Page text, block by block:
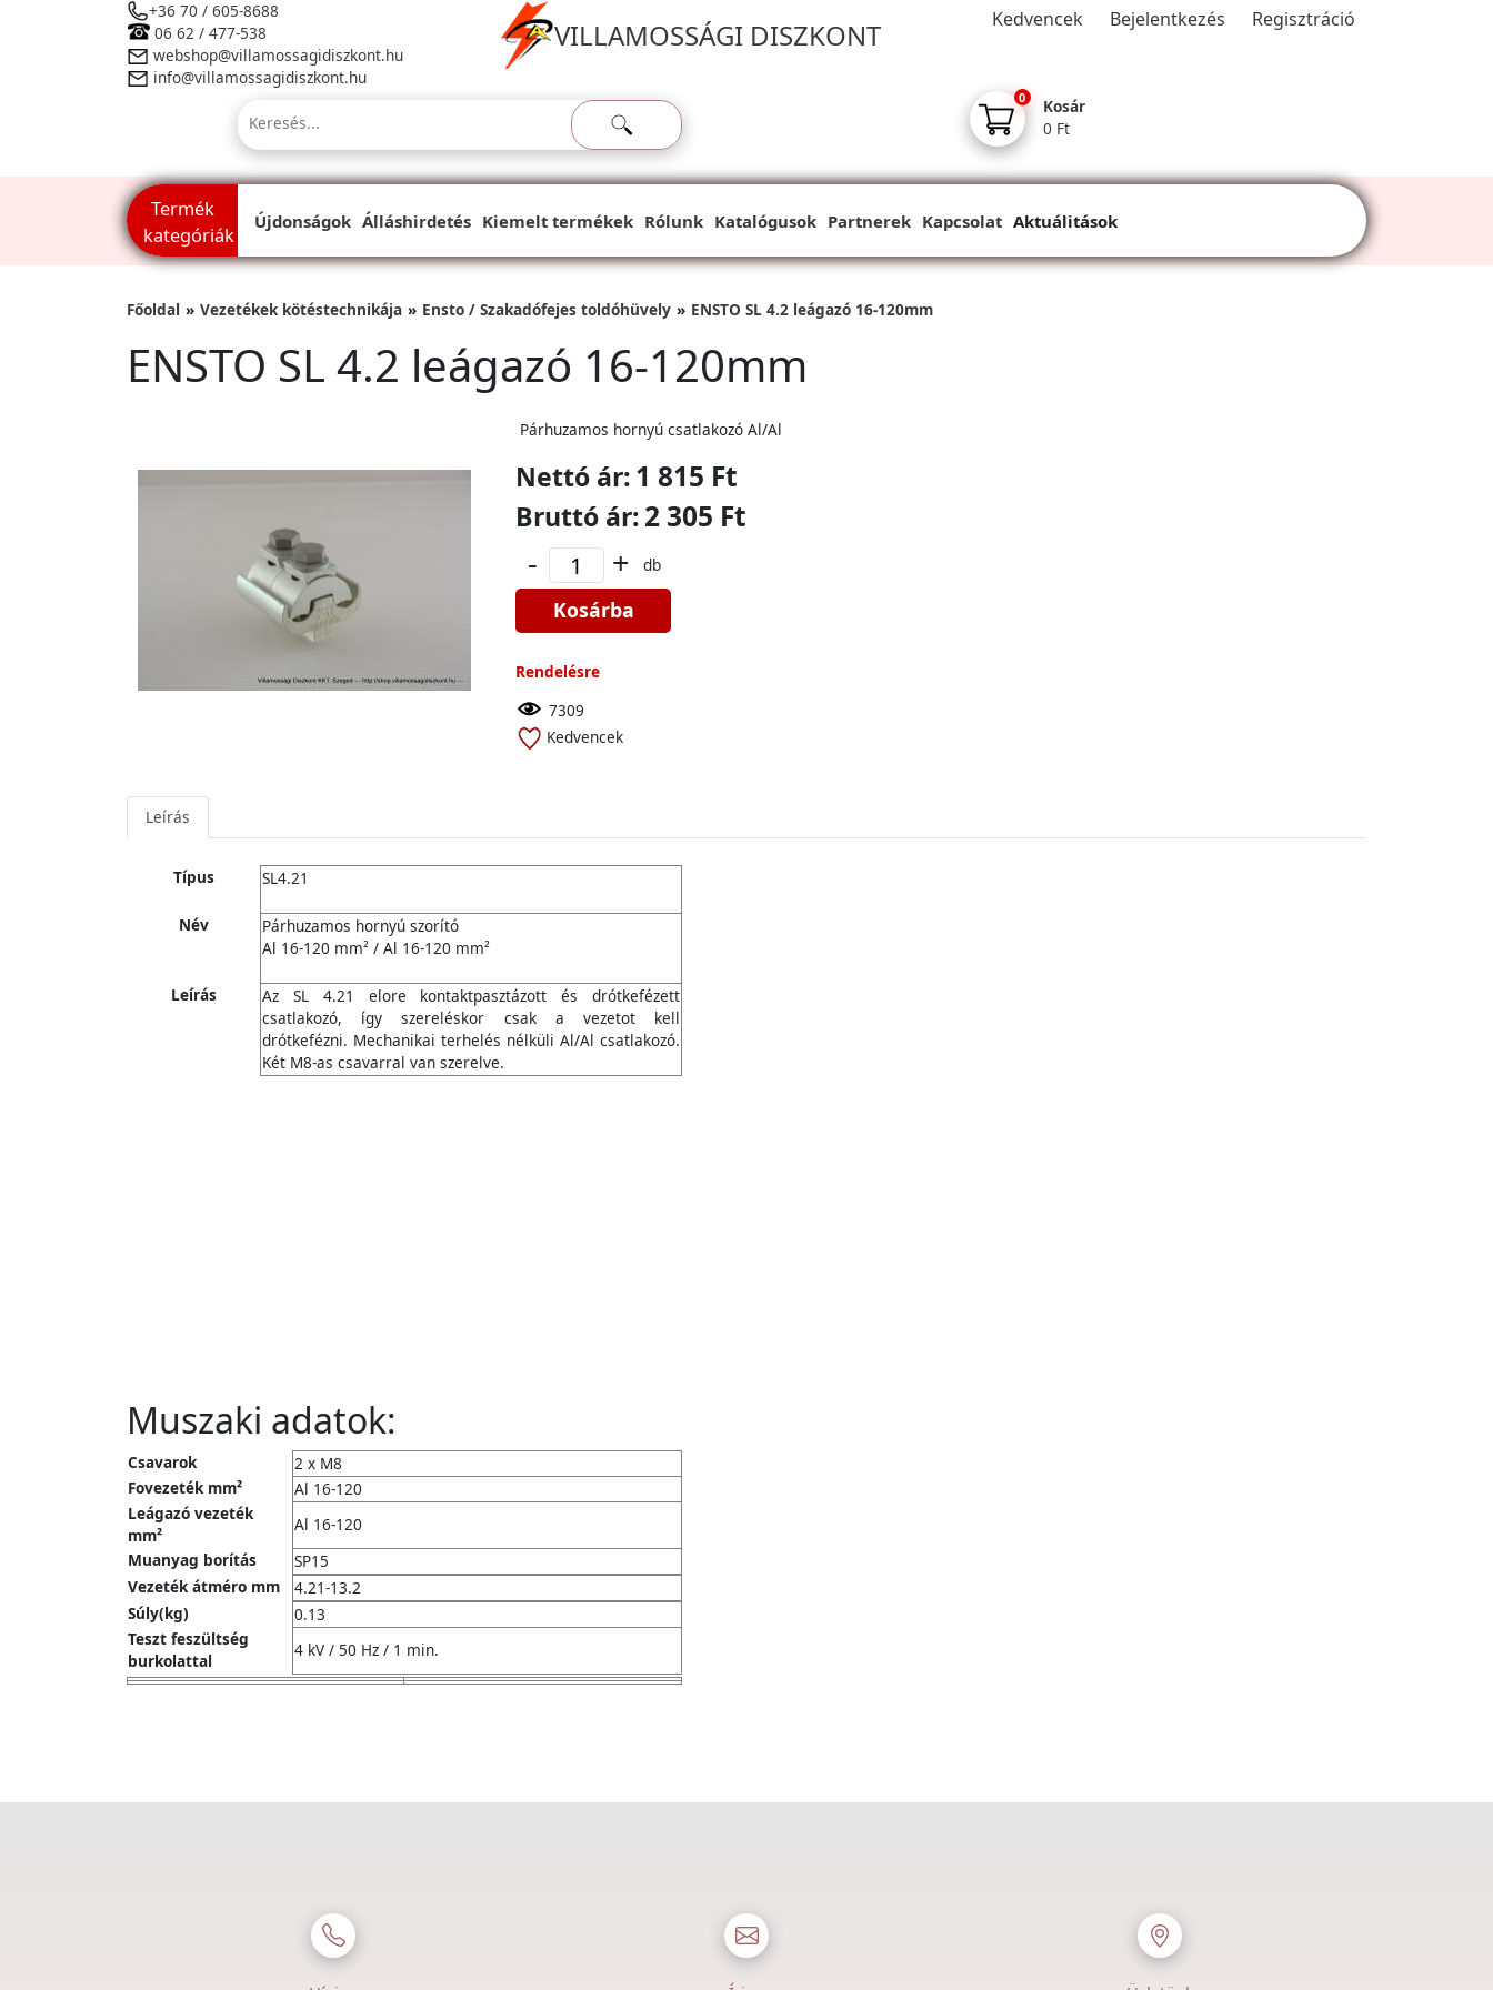
+36 70 / 605-8688
06 62 / 477-538
webshop@villamossagidiszkont.hu
info@villamossagidiszkont.hu
VILLAMOSSÁGI DISZKONT Kedvencek Bejelentkezés Regisztráció
0
Kosár
0 Ft
Termék
kategóriák
Újdonságok Álláshirdetés Kiemelt termékek Rólunk Katalógusok Partnerek Kapcsolat Aktuálitások
Főoldal Vezetékek kötéstechnikája Ensto / Szakadófejes toldóhüvely ENSTO SL 4.2 leágazó 16-120mm
ENSTO SL 4.2 leágazó 16-120mm
Párhuzamos hornyú csatlakozó Al/Al
Nettó ár:1 815 Ft
Bruttó ár:2 305 Ft
- + db
Kosárba
Rendelésre
7309
Kedvencek
Leírás
Típus SL4.21
Név
Párhuzamos hornyú szorító
Al 16-120 mm² / Al 16-120 mm²
Leírás
Az SL 4.21 elore kontaktpasztázott és drótkefézett
csatlakozó, így szereléskor csak a vezetot kell
drótkefézni. Mechanikai terhelés nélküli Al/Al csatlakozó.
Két M8-as csavarral van szerelve.
Muszaki adatok:
Csavarok
2 x M8
Fovezeték mm²
Al 16-120
Leágazó vezeték
mm²
Al 16-120
Muanyag borítás
SP15
Vezeték átméro mm
4.21-13.2
Súly(kg)
0.13
Teszt feszültség
burkolattal
4 kV / 50 Hz / 1 min.